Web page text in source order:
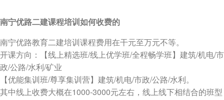
南宁优路二建课程培训如何收费的
南宁优路教育二建培训课程费用在干元至万元不等。
开课方向：【线上精选班/线上优学班/全程畅学班】建筑/机电/市
政/公路/水利/矿业
【优能集训班/尊享集训营】建筑/机电/市政/公路/水利。
其中线上收费大概在1000-3000元左右，线上线下相结合的班型